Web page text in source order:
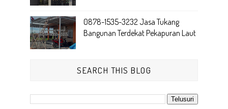
0878-1535-3232 Jasa Tukang
Bangunan Terdekat Pekapuran Laut
SEARCH THIS BLOG